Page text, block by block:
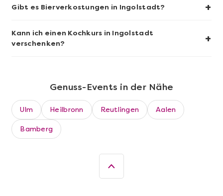
Wein- & Käse-Genuss@Home für 2
Gibt es Bierverkostungen in Ingolstadt? +
Kann ich einen Kochkurs in Ingolstadt
verschenken?
+
Genuss-Events in der Nähe
Ulm Heilbronn Reutlingen Aalen
Bamberg